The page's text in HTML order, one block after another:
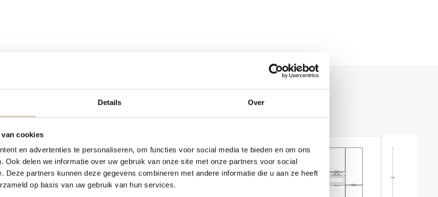
Details Over
cookies
en advertenties te personaliseren, om functies voor social media te bieden en om ons
Ook delen we informatie over uw gebruik van onze site met onze partners voor social
Deze partners kunnen deze gegevens combineren met andere informatie die u aan ze heeft
op basis van uw gebruik van hun services.